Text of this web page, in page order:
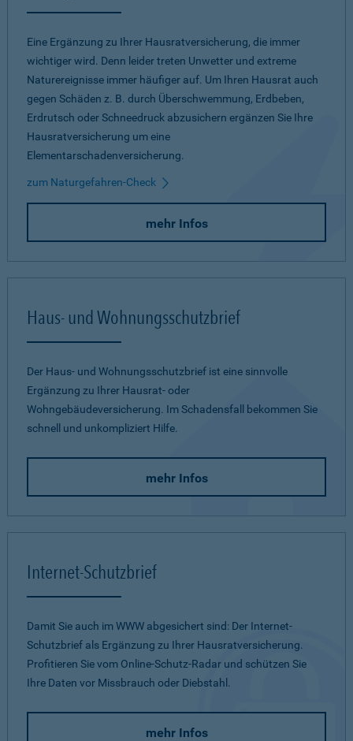
Eine Ergänzung zu Ihrer Hausratversicherung, die immer
wichtiger wird. Denn leider treten Unwetter und extreme
Naturereignisse immer häufiger auf. Um Ihren Hausrat auch
gegen Schäden z. B. durch Überschwemmung, Erdbeben,
Erdrutsch oder Schneedruck abzusichern ergänzen Sie Ihre
Hausratversicherung um eine
Elementarschadenversicherung.
zum Naturgefahren-Check
mehr Infos
Haus- und Wohnungsschutzbrief
Der Haus- und Wohnungsschutzbrief ist eine sinnvolle
Ergänzung zu Ihrer Hausrat- oder
Wohngebäudeversicherung. Im Schadensfall bekommen Sie
schnell und unkompliziert Hilfe.
mehr Infos
Internet-Schutzbrief
Damit Sie auch im WWW abgesichert sind: Der Internet-
Schutzbrief als Ergänzung zu Ihrer Hausratversicherung.
Profitieren Sie vom Online-Schutz-Radar und schützen Sie
Ihre Daten vor Missbrauch oder Diebstahl.
mehr Infos